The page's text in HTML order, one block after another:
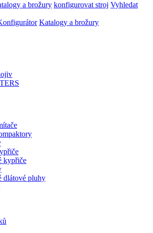
a brožury konfigurovat stroj Vyhledat
Katalogy a brožury
kypřiče
dlátové pluhy